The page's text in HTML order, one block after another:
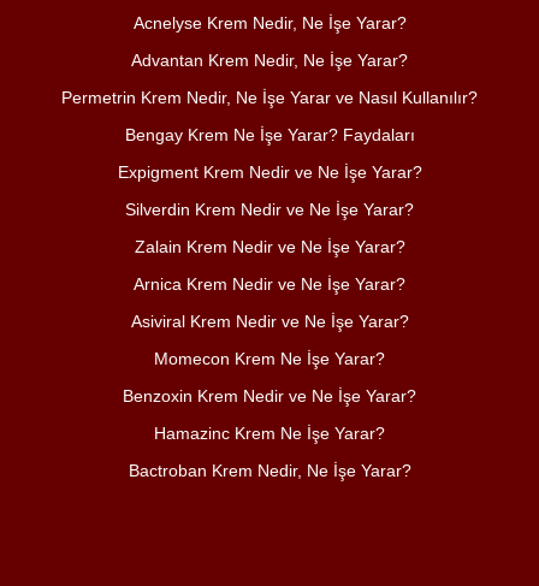
Acnelyse Krem Nedir, Ne İşe Yarar?
Advantan Krem Nedir, Ne İşe Yarar?
Permetrin Krem Nedir, Ne İşe Yarar ve Nasıl Kullanılır?
Bengay Krem Ne İşe Yarar? Faydaları
Expigment Krem Nedir ve Ne İşe Yarar?
Silverdin Krem Nedir ve Ne İşe Yarar?
Zalain Krem Nedir ve Ne İşe Yarar?
Arnica Krem Nedir ve Ne İşe Yarar?
Asiviral Krem Nedir ve Ne İşe Yarar?
Momecon Krem Ne İşe Yarar?
Benzoxin Krem Nedir ve Ne İşe Yarar?
Hamazinc Krem Ne İşe Yarar?
Bactroban Krem Nedir, Ne İşe Yarar?